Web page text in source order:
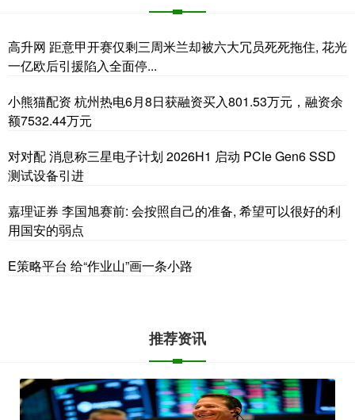
高升网 距意甲开赛仅剩三周米兰却被六大冗员死死拖住, 花光
一亿欧后引援陷入全面停...
小熊猫配资 杭州热电6月8日获融资买入801.53万元，融资余
额7532.44万元
对对配 消息称三星电子计划 2026H1 启动 PCIe Gen6 SSD
测试设备引进
嘉理证券 李国旭赛前: 会按照自己的准备, 希望可以很好的利
用国安的弱点
E策略平台 给“作业山”画一条小路
推荐资讯